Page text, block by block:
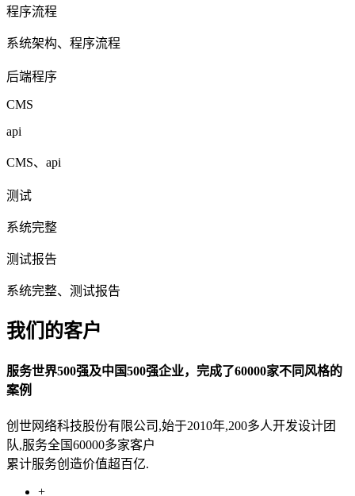
程序流程
系统架构、程序流程
后端程序
CMS
api
CMS、api
测试
系统完整
测试报告
系统完整、测试报告
我们的客户
服务世界500强及中国500强企业，完成了60000家不同风格的
案例
创世网络科技股份有限公司,始于2010年,200多人开发设计团
队,服务全国60000多家客户
累计服务创造价值超百亿.
+